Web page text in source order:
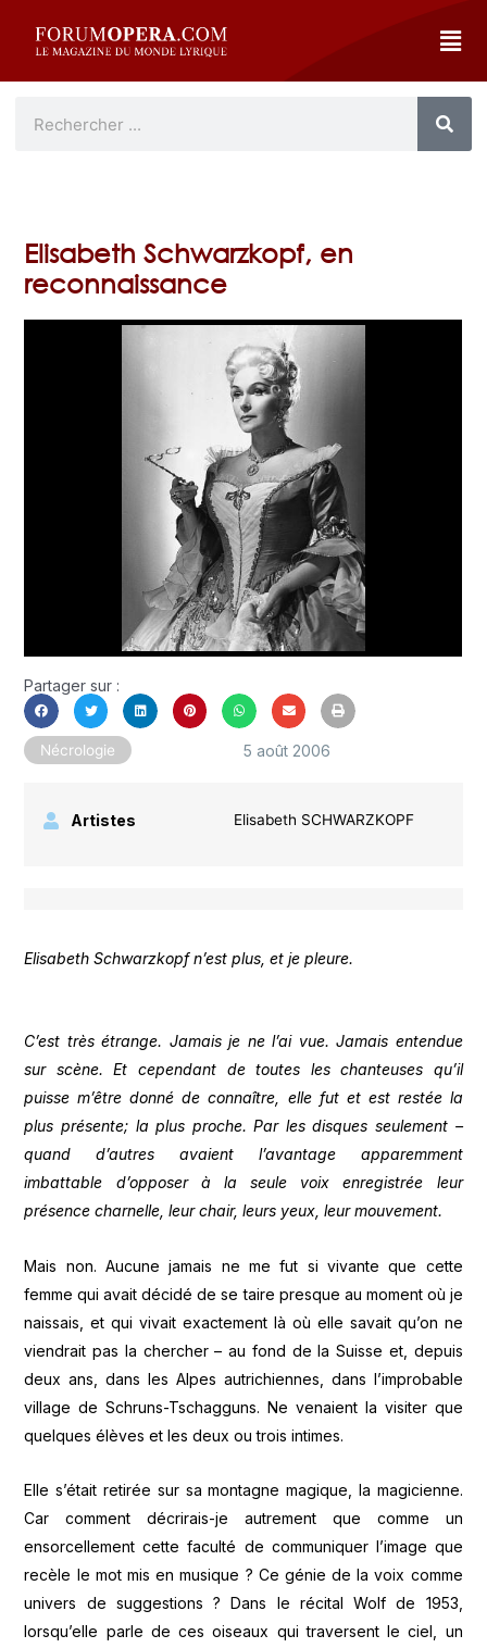
Elisabeth Schwarzkopf, en
reconnaissance
Partager sur :
Nécrologie 5 août 2006
Artistes Elisabeth SCHWARZKOPF
Elisabeth Schwarzkopf n’est plus, et je pleure.
C’est très étrange. Jamais je ne l’ai vue. Jamais entendue
sur scène. Et cependant de toutes les chanteuses qu’il
puisse m’être donné de connaître, elle fut et est restée la
plus présente; la plus proche. Par les disques seulement –
quand d’autres avaient l’avantage apparemment
imbattable d’opposer à la seule voix enregistrée leur
présence charnelle, leur chair, leurs yeux, leur mouvement.
Mais non. Aucune jamais ne me fut si vivante que cette
femme qui avait décidé de se taire presque au moment où je
naissais, et qui vivait exactement là où elle savait qu’on ne
viendrait pas la chercher – au fond de la Suisse et, depuis
deux ans, dans les Alpes autrichiennes, dans l’improbable
village de Schruns-Tschagguns. Ne venaient la visiter que
quelques élèves et les deux ou trois intimes.
Elle s’était retirée sur sa montagne magique, la magicienne.
Car comment décrirais-je autrement que comme un
ensorcellement cette faculté de communiquer l’image que
recèle le mot mis en musique ? Ce génie de la voix comme
univers de suggestions ? Dans le récital Wolf de 1953,
lorsqu’elle parle de ces oiseaux qui traversent le ciel, un